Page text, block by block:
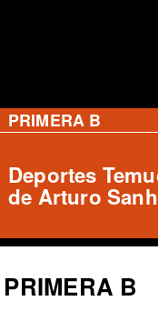
PRIMERA B
Wanderers
clave con
PRIMERA B